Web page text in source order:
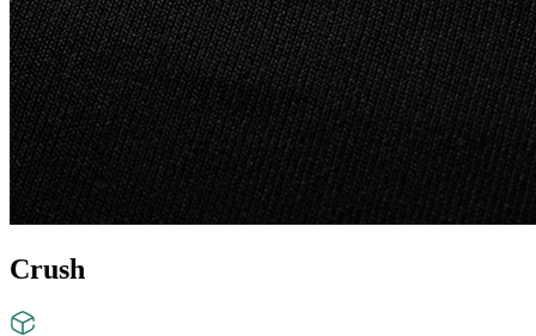
Crush